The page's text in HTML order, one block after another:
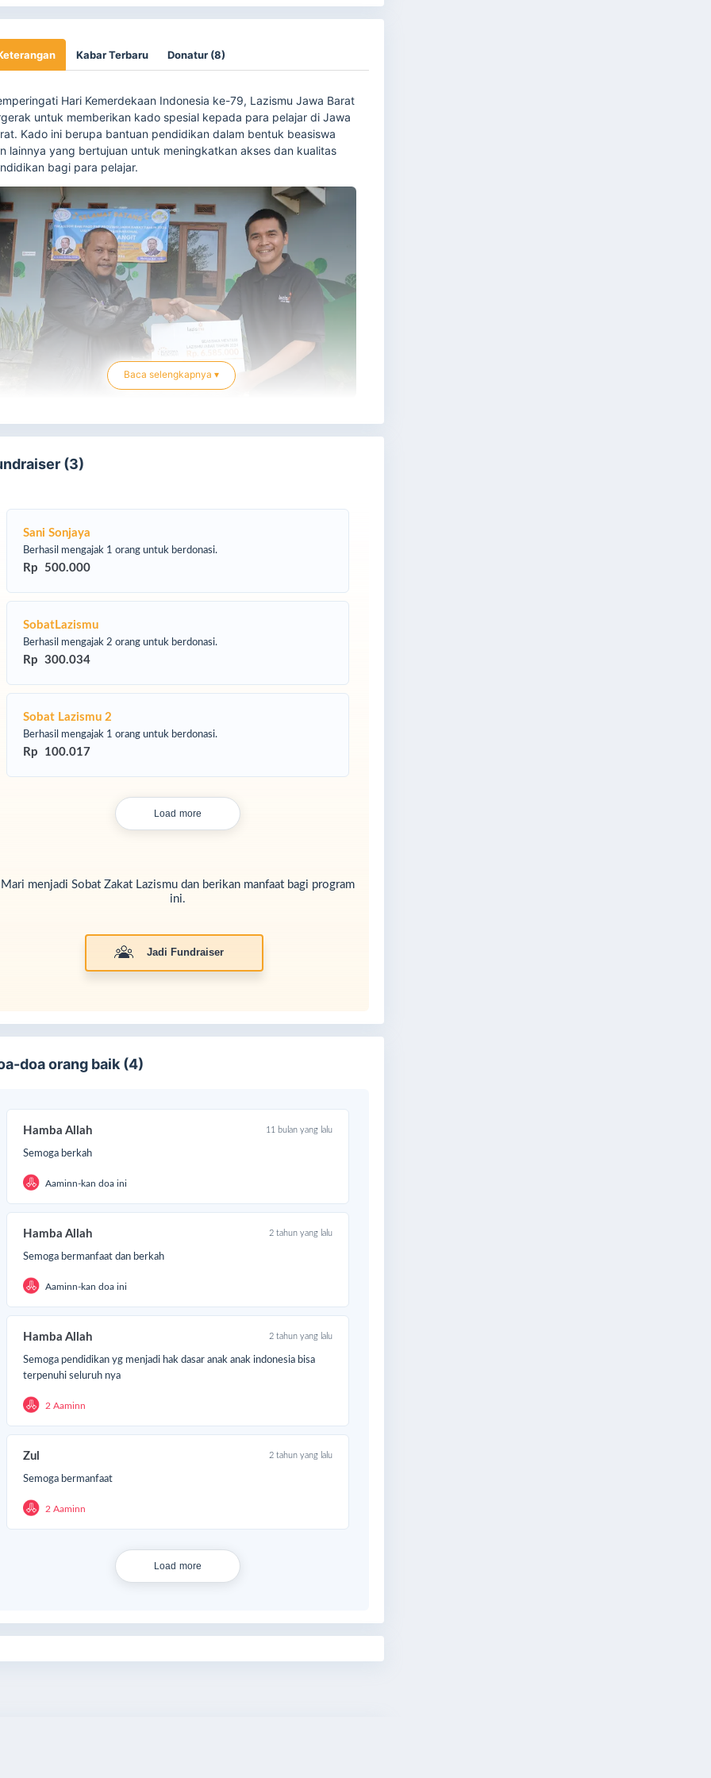
Kabar Terbaru Donatur (8)
Hari Kemerdekaan Indonesia ke-79, Lazismu Jawa Barat
untuk memberikan kado spesial kepada para pelajar di Jawa
Kado ini berupa bantuan pendidikan dalam bentuk beasiswa
lainnya yang bertujuan untuk meningkatkan akses dan kualitas
bagi para pelajar.
karena itu, Lembaga Amil Zakat Infak Sedekah Muhammadiyah
Barat tergerak untuk menginisiasi program Kado Kemerdekaan
Bangsa sebagai wujud komitmen dalam mewujudkan keadilan
pemerataan akses pendidikan. Program ini diharapkan menjadi
program ini, Lazismu Jawa Barat berharap agar :
Tingkat Putus Sekolah di Jawa Barat menurun, khususnya di
daerah tertinggal dan keluarga kurang mampu.
generasi penerus bangsa yang cerdas, berkarakter,
siap berkontribusi untuk kemajuan bangsa.
Kemerdekaan Anak Bangsa adalah sebuah wujud nyata
dan tanggung jawab Lazismu Jawa Barat untuk
masa depan pendidikan yang lebih gemilang bagi anak-
bagi generasi penerus dalam mendapatkan pendidikan yang
Mari bergandengan tangan dan berikan dukungan Anda
Baca selengkapnya ▾
(3)
Sani Sonjaya
Berhasil mengajak 1 orang untuk berdonasi.
Rp 500.000
SobatLazismu
Berhasil mengajak 2 orang untuk berdonasi.
Rp 300.034
Sobat Lazismu 2
Berhasil mengajak 1 orang untuk berdonasi.
Rp 100.017
Load more
Mari menjadi Sobat Zakat Lazismu dan berikan manfaat bagi program
ini.
Jadi Fundraiser
doa orang baik (4)
Hamba Allah 11 bulan yang lalu
Semoga berkah
Aaminn-kan doa ini
Hamba Allah 2 tahun yang lalu
Semoga bermanfaat dan berkah
Aaminn-kan doa ini
Hamba Allah 2 tahun yang lalu
Semoga pendidikan yg menjadi hak dasar anak anak indonesia bisa
terpenuhi seluruh nya
2 Aaminn
Zul 2 tahun yang lalu
Semoga bermanfaat
2 Aaminn
Load more